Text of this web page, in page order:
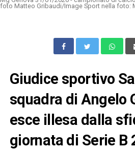
foto Matteo Gribaudi/Image Sport nella foto:
Giudice sportivo
squadra di Angelo
esce illesa dalla
giornata di Serie B